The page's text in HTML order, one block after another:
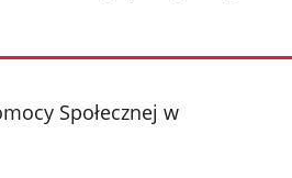
Społecznej w